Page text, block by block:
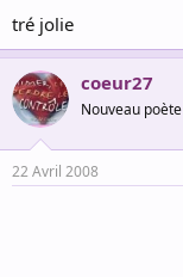
tré jolie
coeur27
Nouveau poète
22 Avril 2008